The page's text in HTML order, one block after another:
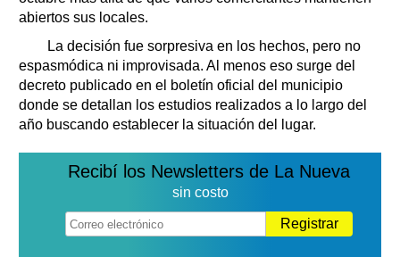
abiertos sus locales.
La decisión fue sorpresiva en los hechos, pero no
espasmódica ni improvisada. Al menos eso surge del
decreto publicado en el boletín oficial del municipio
donde se detallan los estudios realizados a lo largo del
año buscando establecer la situación del lugar.
Recibí los Newsletters de La Nueva
sin costo
Registrar